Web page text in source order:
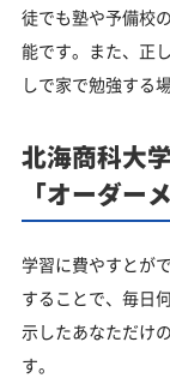
徒でも塾や予備校
能です。また、正
しで家で勉強する
北海商科大
「オーダー
学習に費やすとが
することで、毎日
示したあなただけ
す。